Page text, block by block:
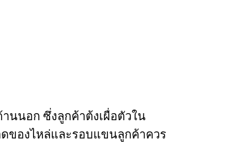
นนอก ซึ่งลูกค้าต้งเผื่อตัวใน
ของไหล่และรอบแขนลูกค้าควร